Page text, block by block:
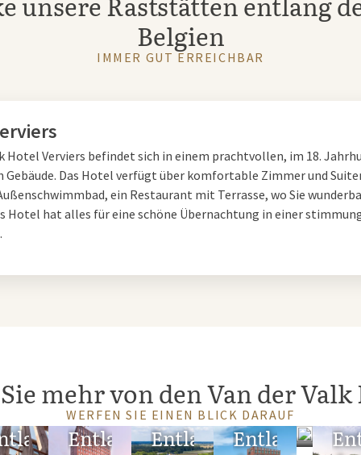
Umgebung sind. DasRestaurant l’Entrepôtim Hotel
Speisekarte mit internationalen Gerichten. In der Brasserie
ein Getränk oder zum Genießen von Antipasti vorbeischauen.
ein leckeres Mittagessen oder ein ausgiebiges Abendessen
A27
das Van der ValkAutobahnrestaurantan der A27 auch
DieTagungsräumesindmodern eingerichtet und verfügen über
dass Ihr Treffen reibungslos verläuft. Auch für größere
das Ihnen bei der Organisation hilft, um Ihr Event zu
oder Ihr Geschäftstreffen noch komfortabler
A27 zu übernachten. Nach einem langen Tag voller Reisen oder
vollständig entspannen. Das Hotel verfügt auch über
Pool, Fitness- und Wellnessbereich, damit Sie sich optimal
Belgien
IMMER GUT ERREICHBAR
Hotel Verviers befindet sich in einem prachtvollen, im 18.
Gebäude. Das Hotel verfügt über komfortable Zimmer und
ein Restaurant mit Terrasse, wo Sie
Hotel hat alles für eine schöne Übernachtung in einer
mehr von den Van der
WERFEN SIE EINEN BLICK DARAUF
Entlang Entlang Entlang